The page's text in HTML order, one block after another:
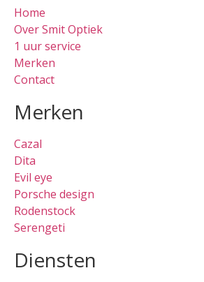
Home
Over Smit Optiek
1 uur service
Merken
Contact
Merken
Cazal
Dita
Evil eye
Porsche design
Rodenstock
Serengeti
Diensten